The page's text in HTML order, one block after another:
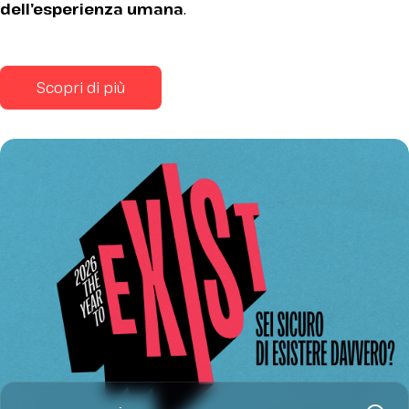
dell’esperienza umana.
Scopri di più